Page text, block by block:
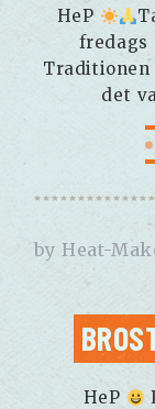
HeP
fredags
det
byHeat-
HeP